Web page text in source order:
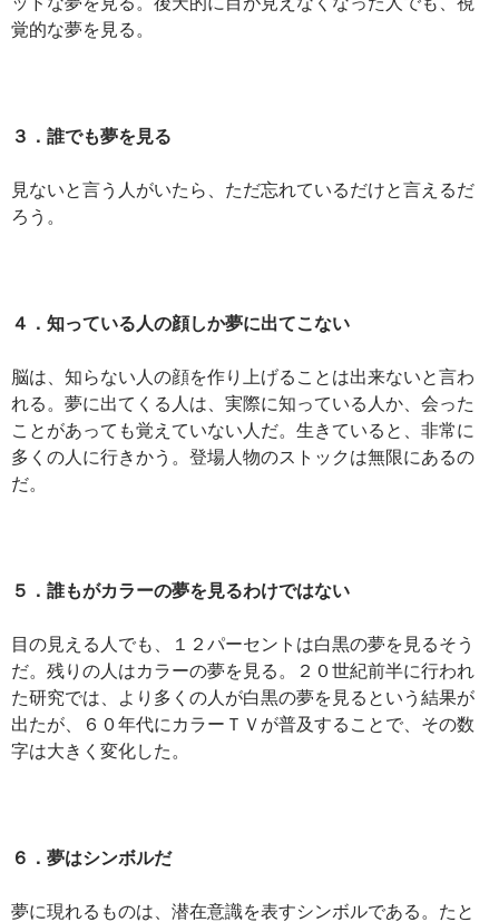
覚的な夢を見る。
３．誰でも夢を見る
見ないと言う人がいたら、ただ忘れているだけと言えるだ
ろう。
４．知っている人の顔しか夢に出てこない
脳は、知らない人の顔を作り上げることは出来ないと言わ
れる。夢に出てくる人は、実際に知っている人か、会った
ことがあっても覚えていない人だ。生きていると、非常に
多くの人に行きかう。登場人物のストックは無限にあるの
だ。
５．誰もがカラーの夢を見るわけではない
目の見える人でも、１２パーセントは白黒の夢を見るそう
だ。残りの人はカラーの夢を見る。２０世紀前半に行われ
た研究では、より多くの人が白黒の夢を見るという結果が
出たが、６０年代にカラーＴＶが普及することで、その数
字は大きく変化した。
６．夢はシンボルだ
夢に現れるものは、潜在意識を表すシンボルである。たと